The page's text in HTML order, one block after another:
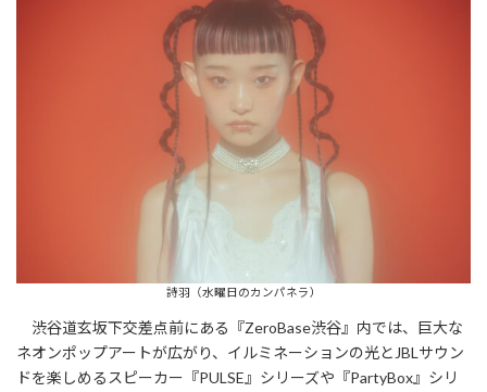
詩羽（水曜日のカンパネラ）
渋谷道玄坂下交差点前にある『ZeroBase渋谷』内では、巨大な
ネオンポップアートが広がり、イルミネーションの光とJBLサウン
ドを楽しめるスピーカー『PULSE』シリーズや『PartyBox』シリ